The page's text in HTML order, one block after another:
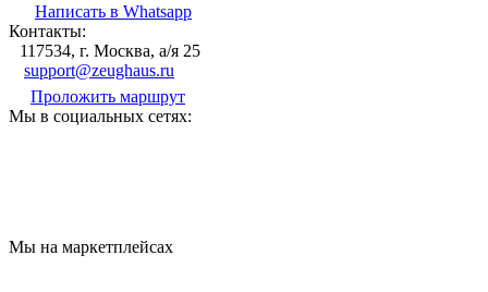
Написать в Whatsapp
Контакты:
117534, г. Москва, а/я 25
support@zeughaus.ru
Проложить маршрут
Мы в социальных сетях:
Мы на маркетплейсах